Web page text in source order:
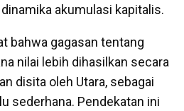
akumulasi kapitalis.
bahwa gagasan tentang
nilai lebih dihasilkan secara
disita oleh Utara, sebagai
sederhana. Pendekatan ini